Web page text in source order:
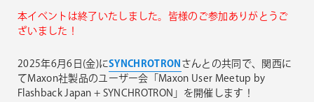
本イベントは終了いたしました。皆様のご参加ありがとうご
ざいました！
2025年6月6日(金)にSYNCHROTRONさんとの共同で、関西に
てMaxon社製品のユーザー会「Maxon User Meetup by
Flashback Japan + SYNCHROTRON」を開催します！